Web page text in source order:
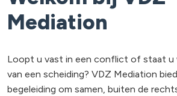
Mediation
Loopt u vast in een conflict of staat u
van een scheiding? VDZ Mediation
begeleiding om samen, buiten de